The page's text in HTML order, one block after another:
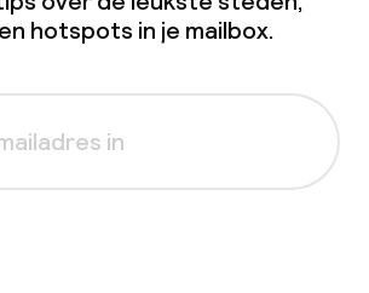
hotspots in je mailbox.